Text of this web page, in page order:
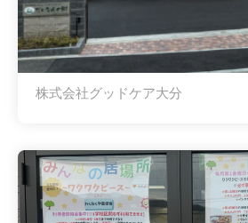
株式会社グッドケア大分